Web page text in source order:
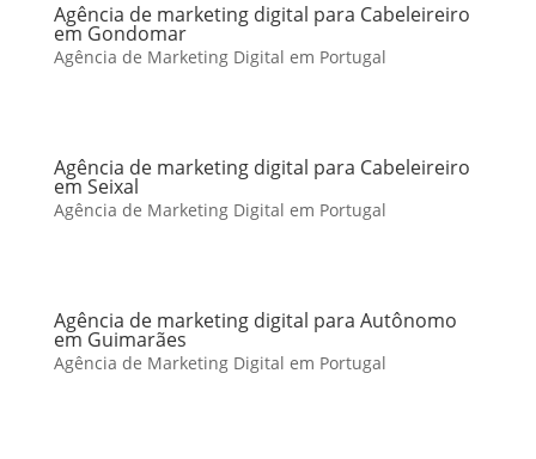
Agência de marketing digital para Cabeleireiro
em Gondomar
Agência de Marketing Digital em Portugal
Agência de marketing digital para Cabeleireiro
em Seixal
Agência de Marketing Digital em Portugal
Agência de marketing digital para Autônomo
em Guimarães
Agência de Marketing Digital em Portugal